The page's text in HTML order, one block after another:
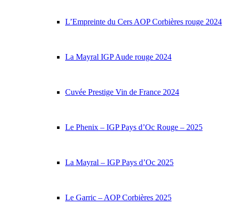
L’Empreinte du Cers AOP Corbières rouge 2024
La Mayral IGP Aude rouge 2024
Cuvée Prestige Vin de France 2024
Le Phenix – IGP Pays d’Oc Rouge – 2025
La Mayral – IGP Pays d’Oc 2025
Le Garric – AOP Corbières 2025